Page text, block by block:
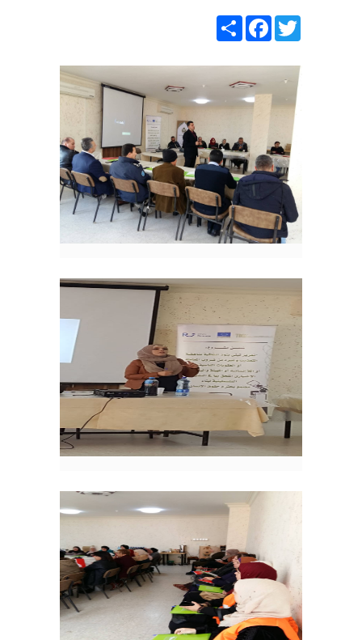
Share
FacebookTwitter